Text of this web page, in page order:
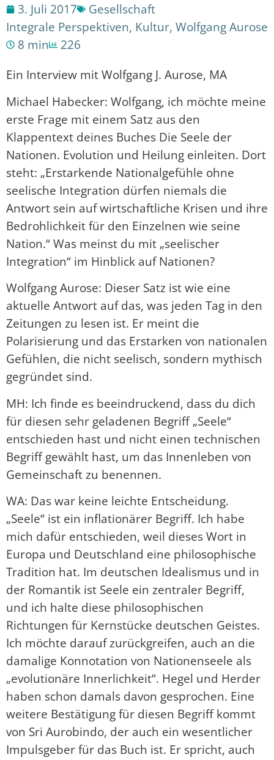
3. Juli 2017
Gesellschaft
Integrale Perspektiven, Kultur, Wolfgang Aurose
8 min
226
Ein Interview mit Wolfgang J. Aurose, MA
Michael Habecker: Wolfgang, ich möchte meine
erste Frage mit einem Satz aus den
Klappentext deines Buches Die Seele der
Nationen. Evolution und Heilung einleiten. Dort
steht: „Erstarkende Nationalgefühle ohne
seelische Integration dürfen niemals die
Antwort sein auf wirtschaftliche Krisen und ihre
Bedrohlichkeit für den Einzelnen wie seine
Nation.“ Was meinst du mit „seelischer
Integration“ im Hinblick auf Nationen?
Wolfgang Aurose: Dieser Satz ist wie eine
aktuelle Antwort auf das, was jeden Tag in den
Zeitungen zu lesen ist. Er meint die
Polarisierung und das Erstarken von nationalen
Gefühlen, die nicht seelisch, sondern mythisch
gegründet sind.
MH: Ich finde es beeindruckend, dass du dich
für diesen sehr geladenen Begriff „Seele“
entschieden hast und nicht einen technischen
Begriff gewählt hast, um das Innenleben von
Gemeinschaft zu benennen.
WA: Das war keine leichte Entscheidung.
„Seele“ ist ein inflationärer Begriff. Ich habe
mich dafür entschieden, weil dieses Wort in
Europa und Deutschland eine philosophische
Tradition hat. Im deutschen Idealismus und in
der Romantik ist Seele ein zentraler Begriff,
und ich halte diese philosophischen
Richtungen für Kernstücke deutschen Geistes.
Ich möchte darauf zurückgreifen, auch an die
damalige Konnotation von Nationenseele als
„evolutionäre Innerlichkeit“. Hegel und Herder
haben schon damals davon gesprochen. Eine
weitere Bestätigung für diesen Begriff kommt
von Sri Aurobindo, der auch ein wesentlicher
Impulsgeber für das Buch ist. Er spricht, auch